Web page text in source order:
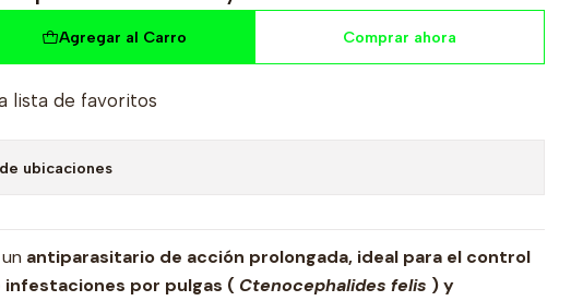
Agregar al Carro Comprar ahora
lista de favoritos
ubicaciones
antiparasitario de acción prolongada, ideal para el control
por pulgas ( Ctenocephalides felis ) y